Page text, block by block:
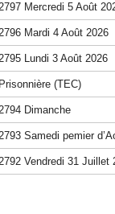
Mercredi 5 Août
Mardi 4 Août 2026
Lundi 3 Août 2026
(TEC)
Dimanche
Samedi pemier
Vendredi 31 Juillet